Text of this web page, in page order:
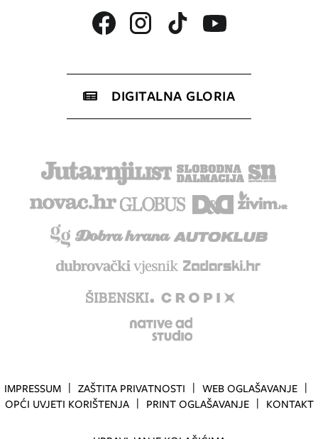
DIGITALNA GLORIA
IMPRESSUM ZAŠTITA PRIVATNOSTI
WEB OGLAŠAVANJE
OPĆI UVJETI KORIŠTENJA
PRINT OGLAŠAVANJE KONTAKT